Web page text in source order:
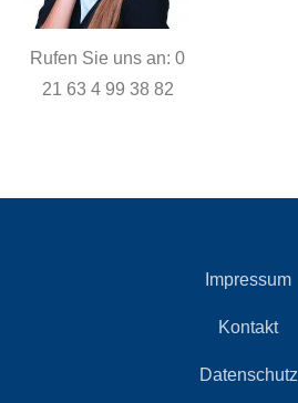
Rufen Sie uns an: 0
21 63 4 99 38 82
Impressum
Kontakt
Datenschutz